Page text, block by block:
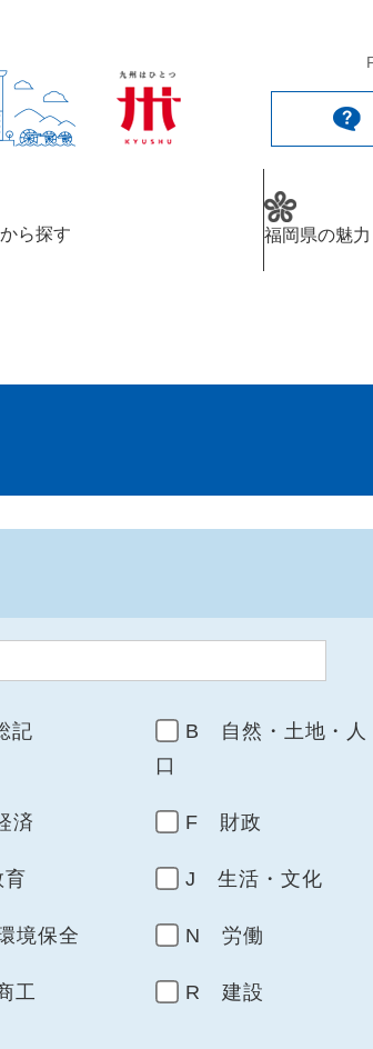
ら探す 福岡県の魅力
記
B 自然・土地・人
口
済 F 財政
J 生活・文化
境保全 N 労働
工 R 建設